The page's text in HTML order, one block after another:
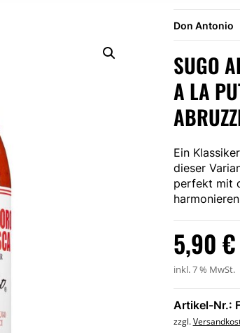
Don Antonio
SUGO
A LA
Ein
dieser
perfekt mit
5,90€
inkl. 7 % MwSt.
Artikel-Nr.:
zzgl.